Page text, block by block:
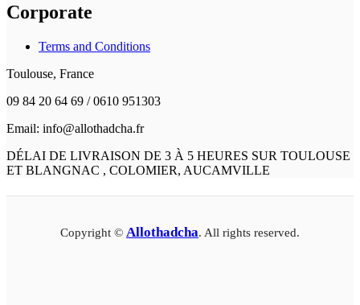
Corporate
Terms and Conditions
Toulouse, France
09 84 20 64 69 / 0610 951303
Email: info@allothadcha.fr
DÉLAI DE LIVRAISON DE 3 À 5 HEURES SUR TOULOUSE
ET BLANGNAC , COLOMIER, AUCAMVILLE
Copyright © Allothadcha. All rights reserved.